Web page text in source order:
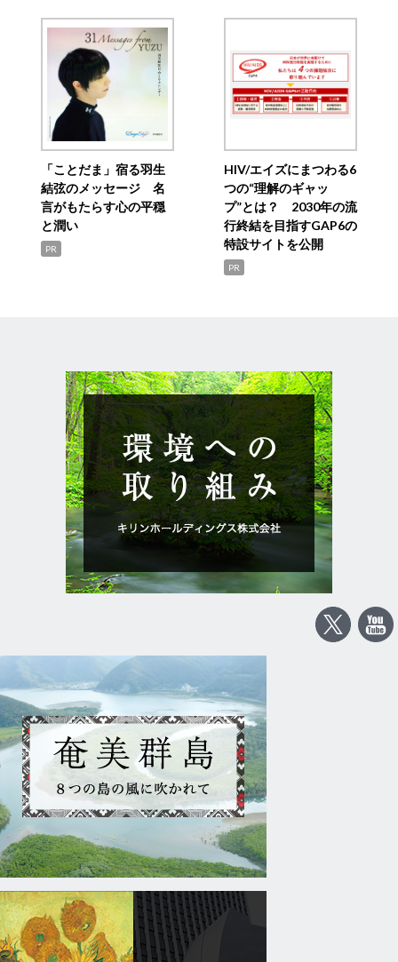
「ことだま」宿る羽生
結弦のメッセージ 名
言がもたらす心の平穏
と潤い
PR
HIV/エイズにまつわる6
つの“理解のギャッ
プ”とは？ 2030年の流
行終結を目指すGAP6の
特設サイトを公開
PR